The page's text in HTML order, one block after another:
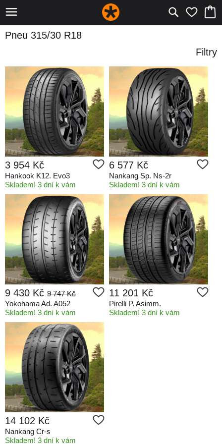
Pneu 315/30 R18
Filtry
3 954 Kč
Hankook K12. Evo3
Skladem! 3 dní k vám
6 577 Kč
Nankang Sp. Ns-2r
Skladem! 3 dní k vám
9 430 Kč 9 747 Kč
Yokohama Ad. A052
Skladem! 3 dní k vám
11 201 Kč
Pirelli P. Asimm.
Skladem! 3 dní k vám
14 102 Kč
Nankang Cr-s
Skladem! 3 dní k vám